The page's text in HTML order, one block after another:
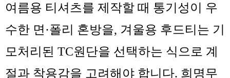
여름용 티셔츠를 제작할 때 통기성이 우
수한 면·폴리 혼방을, 겨울용 후드티는 기
모처리된 TC원단을 선택하는 식으로 계
절과 착용감을 고려해야 합니다. 희명무